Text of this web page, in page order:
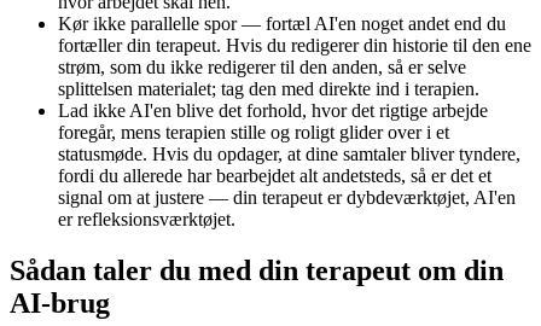
Kør ikke parallelle spor — fortæl AI'en noget andet end du
fortæller din terapeut. Hvis du redigerer din historie til den ene
strøm, som du ikke redigerer til den anden, så er selve
splittelsen materialet; tag den med direkte ind i terapien.
Lad ikke AI'en blive det forhold, hvor det rigtige arbejde
foregår, mens terapien stille og roligt glider over i et
statusmøde. Hvis du opdager, at dine samtaler bliver tyndere,
fordi du allerede har bearbejdet alt andetsteds, så er det et
signal om at justere — din terapeut er dybdeværktøjet, AI'en
er refleksionsværktøjet.
Sådan taler du med din terapeut om din
AI-brug